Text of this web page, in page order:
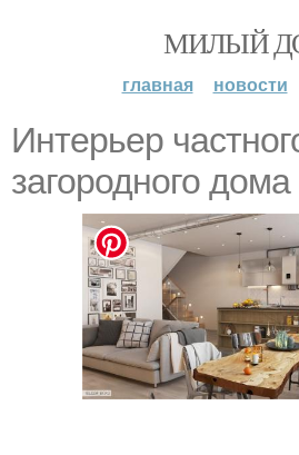
МИЛЫЙ
главная новости
Интерьер
загородного дома